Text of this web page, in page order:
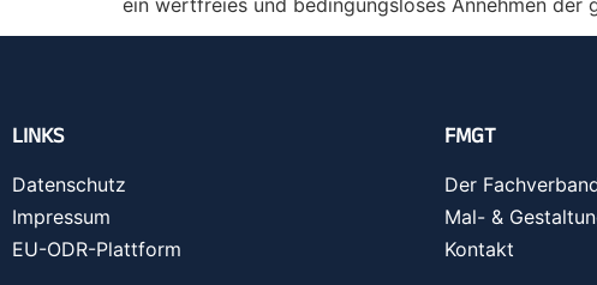
ein wertfreies und bedingungsloses Annehmen der
LINKS
Datenschutz
Impressum
EU-ODR-Plattform
FMGT
Der
Mal- &
Kontakt